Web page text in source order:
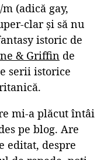
(adică gay,
clar și să nu
istoric de
& Griffin de
serii istorice
mi-a plăcut întâi
pe blog. Are
editat, despre